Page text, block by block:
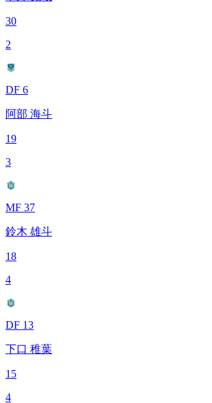
30
2
DF 6
阿部 海斗
19
3
MF 37
鈴木 雄斗
18
4
DF 13
下口 稚葉
15
4